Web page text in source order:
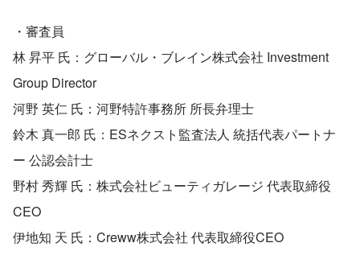
・審査員
林 昇平 氏：グローバル・ブレイン株式会社 Investment
Group Director
河野 英仁 氏：河野特許事務所 所長弁理士
鈴木 真一郎 氏：ESネクスト監査法人 統括代表パートナ
ー 公認会計士
野村 秀輝 氏：株式会社ビューティガレージ 代表取締役
CEO
伊地知 天 氏：Creww株式会社 代表取締役CEO